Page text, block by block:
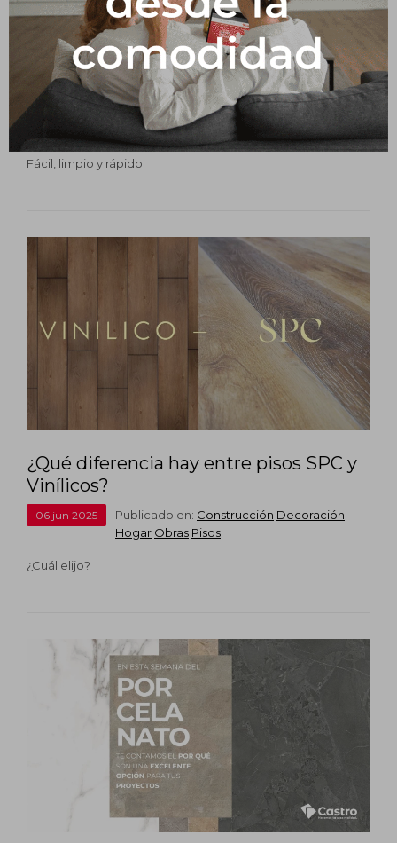
PLACAS DE PVC: una opción para
renovar en poco tiempo
Publicado en: Construcción Decoración
HogarParedes
Fácil, limpio y rápido
¿Qué diferencia hay entre pisos SPC y
Vinílicos?
06 jun 2025 Publicado en: Construcción Decoración
Hogar Obras Pisos
¿Cuál elijo?